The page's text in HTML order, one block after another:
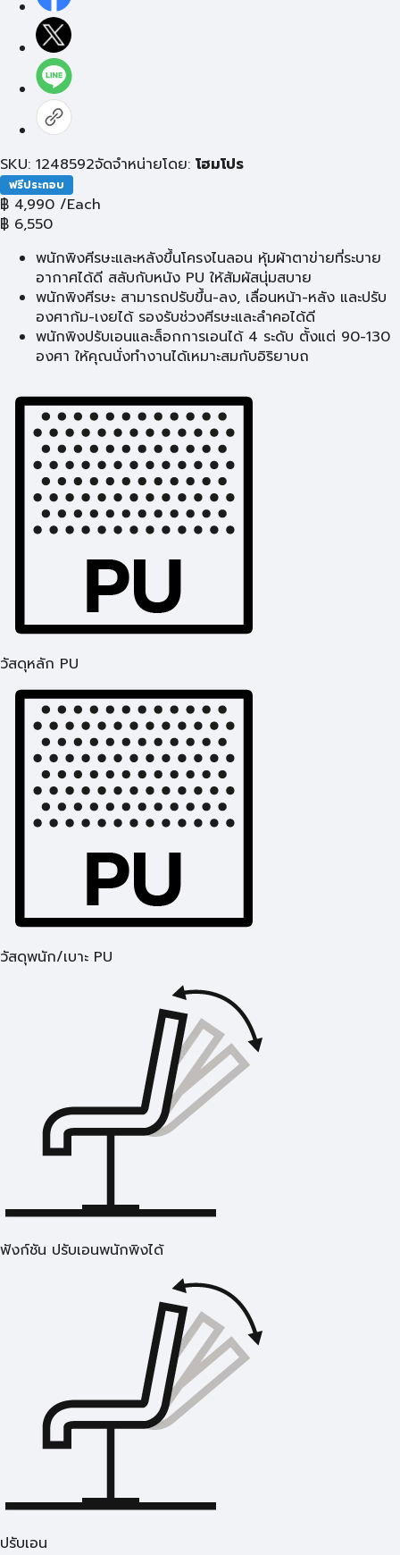
SKU: 1248592จัดจำหน่ายโดย: โฮมโปร
ฟรีประกอบ
฿ 4,990 /Each
฿ 6,550
พนักพิงศีรษะและหลังขึ้นโครงไนลอน หุ้มผ้าตาข่ายที่ระบาย
อากาศได้ดี สลับกับหนัง PU ให้สัมผัสนุ่มสบาย
พนักพิงศีรษะ สามารถปรับขึ้น-ลง, เลื่อนหน้า-หลัง และปรับ
องศาก้ม-เงยได้ รองรับช่วงศีรษะและลำคอได้ดี
พนักพิงปรับเอนและล็อกการเอนได้ 4 ระดับ ตั้งแต่ 90-130
องศา ให้คุณนั่งทำงานได้เหมาะสมกับอิริยาบถ
วัสดุหลัก PU
วัสดุพนัก/เบาะ PU
ฟังก์ชัน ปรับเอนพนักพิงได้
ปรับเอน